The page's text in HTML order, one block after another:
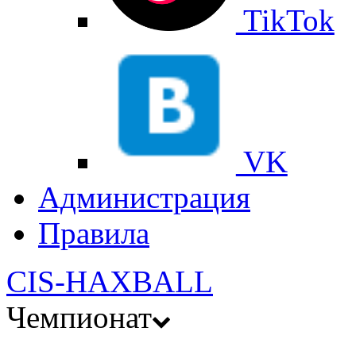
TikTok
VK
Администрация
Правила
CIS-HAXBALL
Чемпионат